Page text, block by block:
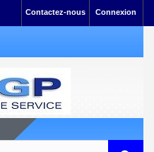
Connexion
Contactez-nous